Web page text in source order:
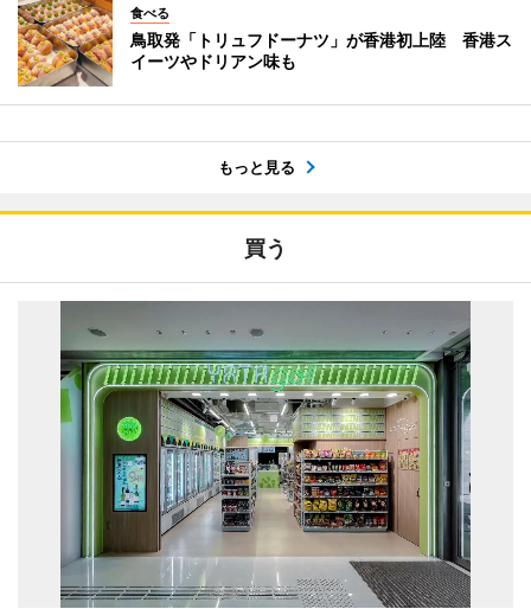
食べる
鳥取発「トリュフドーナツ」が香港初上陸 香港ス
イーツやドリアン味も
もっと見る
買う